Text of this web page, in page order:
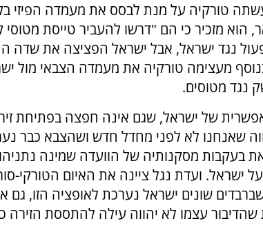
טורקיה על מנת לבסס את מעמדה הפיזי
הוא מזכיר כי הם "דרשו להעביר טייסת
נגד ישראל, אבל ישראל הפציצה את שדה
מעצימה טורקיה את מעמדה הצבאי מול
נגד מטוסים.
של ישראל, שגם אינה חפצה בפתיחת
שאנחנו לא לפני מחדל חדש ושהצבא כבר
בעקבות מסקנותיה של הוועדה שמינה
ישראל. ועדת נגל ציינה את האיום הטורקי-
שונים ישראל נערכת לאופציה הזו, גם
עצמו לא יהווה עילה להתססת הזירה